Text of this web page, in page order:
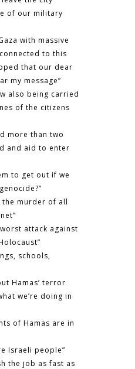
of our military
with massive
to this
that our dear
my message”
also being carried
of the citizens
more than two
and aid to enter
to get out if we
genocide?”
murder of all
attack against
schools,
Hamas’ terror
we’re doing in
of Hamas are in
Israeli people”
the job as fast as